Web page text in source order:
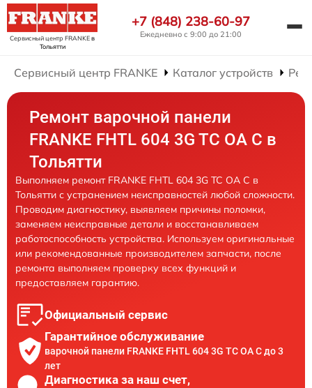
Сервисный центр FRANKEв
Тольятти
+7 (848) 238-60-97
Ежедневно с 9:00 до 21:00
Сервисный центр FRANKE Каталог устройств
Ремонт варочной панели
FRANKE FHTL 604 3G TC OA C в
Тольятти
Выполняем ремонт FRANKE FHTL 604 3G TC OA C в
Тольятти с устранением неисправностей любой сложности.
Проводим диагностику, выявляем причины поломки,
заменяем неисправные детали и восстанавливаем
работоспособность устройства. Используем оригинальные
или рекомендованные производителем запчасти, после
ремонта выполняем проверку всех функций и
предоставляем гарантию.
Официальный сервис
Гарантийное обслуживание
варочной панели FRANKE FHTL 604 3G TC OA C до 3
лет
Диагностика за наш счет,